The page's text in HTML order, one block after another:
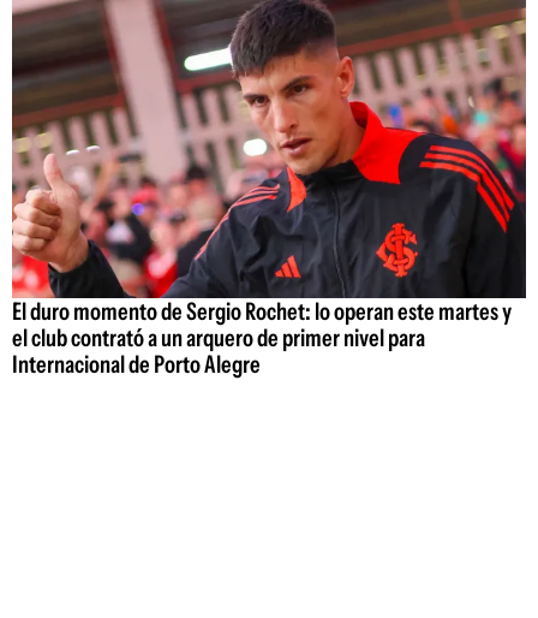
El duro momento de Sergio Rochet: lo operan este martes y
el club contrató a un arquero de primer nivel para
Internacional de Porto Alegre